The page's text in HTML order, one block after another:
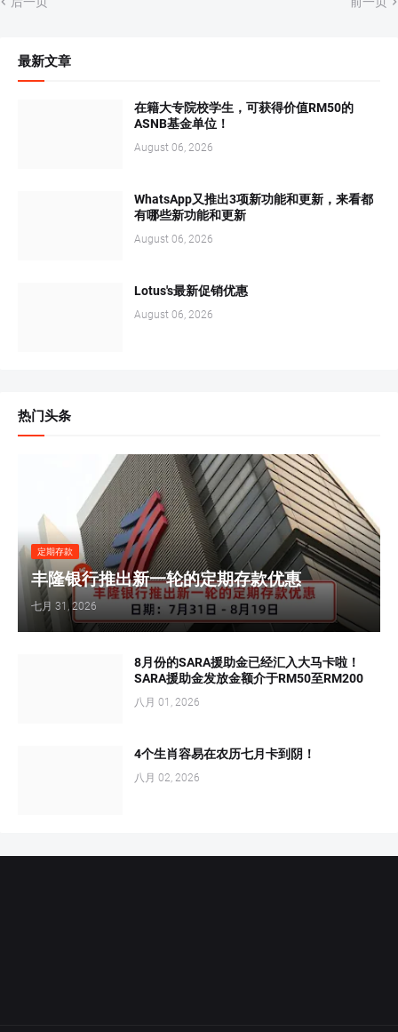
最新文章
在籍大专院校学生，可获得价值RM50的
ASNB基金单位！
August 06, 2026
WhatsApp又推出3项新功能和更新，来看都
有哪些新功能和更新
August 06, 2026
Lotus's最新促销优惠
August 06, 2026
热门头条
定期存款
丰隆银行推出新一轮的定期存款优惠
七月 31, 2026
8月份的SARA援助金已经汇入大马卡啦！
SARA援助金发放金额介于RM50至RM200
八月 01, 2026
4个生肖容易在农历七月卡到阴！
八月 02, 2026